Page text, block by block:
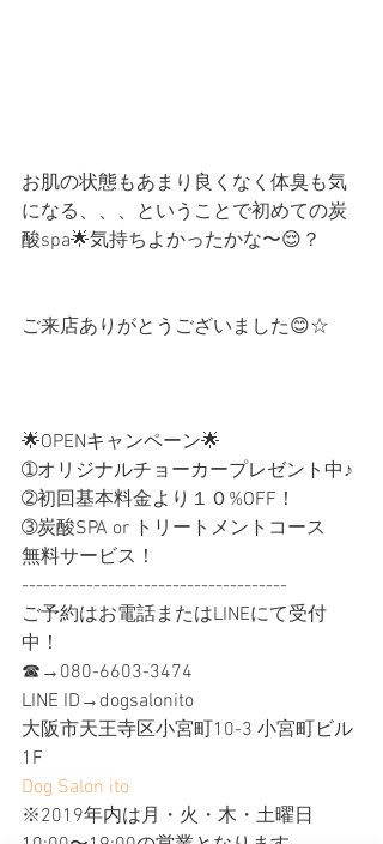
お肌の状態もあまり良くなく体臭も気
になる、、、ということで初めての炭
酸spa🌟気持ちよかったかな〜😌？
ご来店ありがとうございました😊☆
🌟OPENキャンペーン🌟
➀オリジナルチョーカープレゼント中♪
➁初回基本料金より１０%OFF！
➂炭酸SPA or トリートメントコース
無料サービス！
-------------------------------------
ご予約はお電話またはLINEにて受付
中！
☎︎→080-6603-3474
LINE ID→dogsalonito
大阪市天王寺区小宮町10-3 小宮町ビル
1F
Dog Salon ito
※2019年内は月・火・木・土曜日